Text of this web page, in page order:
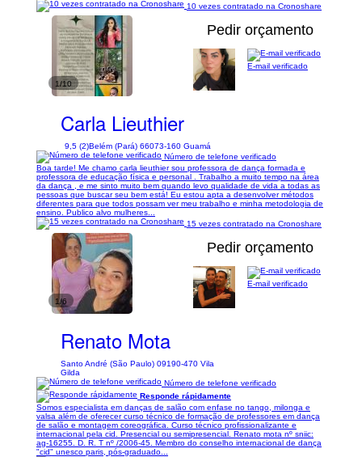
10 vezes contratado na Cronoshare
1/10
Pedir orçamento
Carla Lieuthier
9,5 (2)Belém (Pará) 66073-160 Guamá
E-mail verificado
Número de telefone verificado
Boa tarde! Me chamo carla lieuthier sou professora de dança formada e
professora de educação física e personal . Trabalho a muito tempo na área
da dança , e me sinto muito bem quando levo qualidade de vida a todas as
pessoas que buscar seu bem está! Eu estou apta a desenvolver métodos
diferentes para que todos possam ver meu trabalho e minha metodologia de
ensino. Publico alvo mulheres...
15 vezes contratado na Cronoshare
1/6
Pedir orçamento
Renato Mota
Santo André (São Paulo) 09190-470 Vila
Gilda
E-mail verificado
Número de telefone verificado
Responde rápidamente
Somos especialista em danças de salão com enfase no tango, milonga e
valsa além de oferecer curso técnico de formação de professores em dança
de salão e montagem coreográfica. Curso técnico profissionalizante e
internacional pela cid. Presencial ou semipresencial. Renato mota nº sniic:
ag-16255. D. R. T nº /2006-45. Membro do conselho internacional de dança
"cid" unesco paris, pós-graduado...